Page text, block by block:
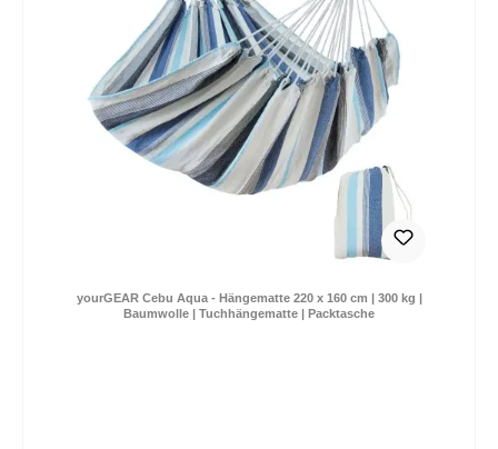
yourGEAR Cebu Aqua - Hängematte 220 x 160 cm | 300 kg |
Baumwolle | Tuchhängematte | Packtasche